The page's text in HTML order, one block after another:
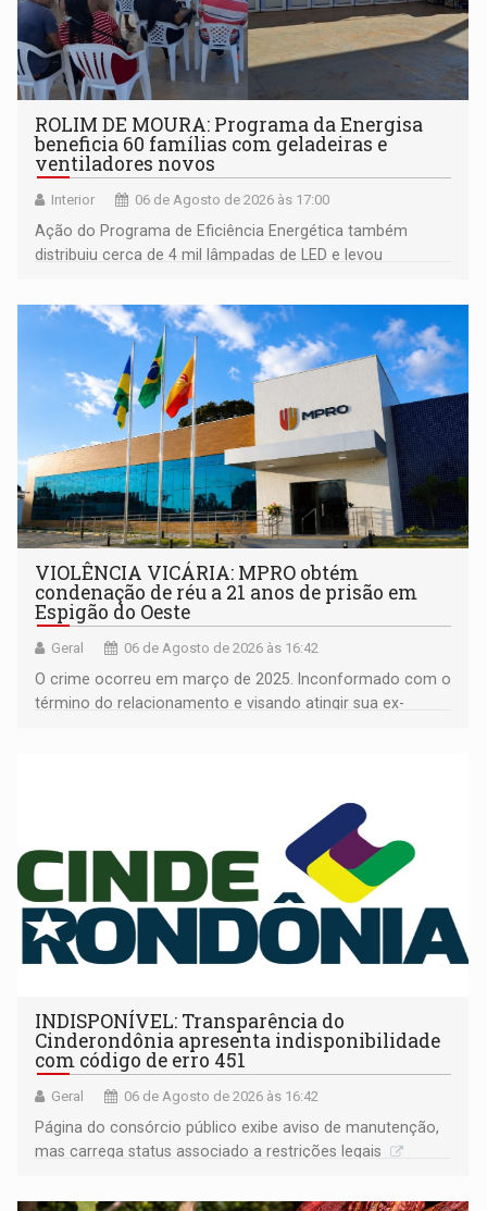
ROLIM DE MOURA: Programa da Energisa
beneficia 60 famílias com geladeiras e
ventiladores novos
Interior 06 de Agosto de 2026 às 17:00
Ação do Programa de Eficiência Energética também
distribuiu cerca de 4 mil lâmpadas de LED e levou
comunidade
VIOLÊNCIA VICÁRIA: MPRO obtém
condenação de réu a 21 anos de prisão em
Espigão do Oeste
Geral 06 de Agosto de 2026 às 16:42
O crime ocorreu em março de 2025. Inconformado com o
término do relacionamento e visando atingir sua ex-
INDISPONÍVEL: Transparência do
Cinderondônia apresenta indisponibilidade
com código de erro 451
Geral 06 de Agosto de 2026 às 16:42
Página do consórcio público exibe aviso de manutenção,
mas carrega status associado a restrições legais